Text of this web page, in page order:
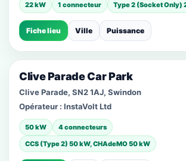
22 kW 1 connecteur Type 2 (Socket Only)
Fiche lieu Ville Puissance
Clive Parade Car Park
Clive Parade, SN2 1AJ, Swindon
Opérateur : InstaVolt Ltd
50 kW
4 connecteurs
CCS (Type 2) 50 kW, CHAdeMO 50 kW